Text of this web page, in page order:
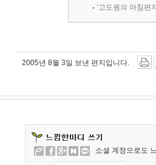
'고도원의 아침편
2005년 8월 3일 보낸 편지입니다.
소셜 계정으로도